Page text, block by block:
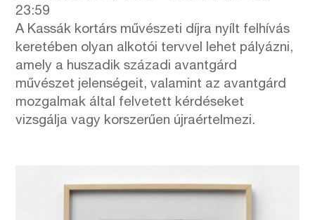
23:59
A Kassák kortárs művészeti díjra nyílt felhívás
keretében olyan alkotói tervvel lehet pályázni,
amely a huszadik századi avantgárd
művészet jelenségeit, valamint az avantgárd
mozgalmak által felvetett kérdéseket
vizsgálja vagy korszerűen újraértelmezi.